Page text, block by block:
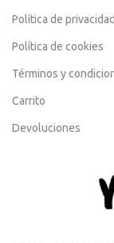
Política de privacidad
Política de cookies
Términos y
Carrito
Devoluciones